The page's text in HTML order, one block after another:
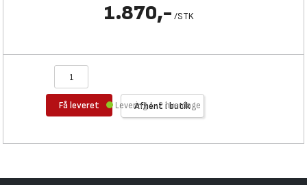
1.870,- /STK
Få leveret Afhent i butik
Levering 1-2 hverdage